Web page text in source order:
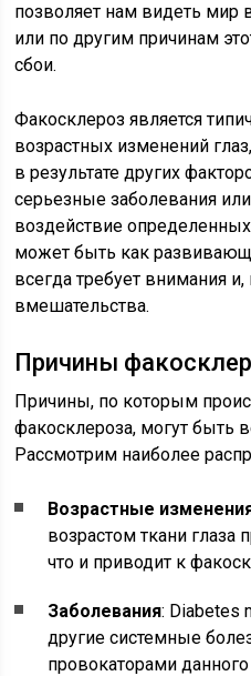
позволяет нам видеть мир
или по другим причинам
сбои.
Факосклероз является
возрастных изменений
в результате других
серьезные заболевания
воздействие
может быть как
всегда требует внимания
вмешательства.
Причины
Причины, по которым
факосклероза, могут быть
Рассмотрим наиболее
Возрастные
возрастом ткани глаза
что и приводит к
Заболевания: Diabetes
другие системные
провокаторами данного